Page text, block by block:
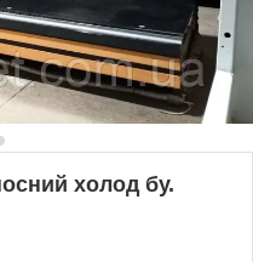
холод бу.